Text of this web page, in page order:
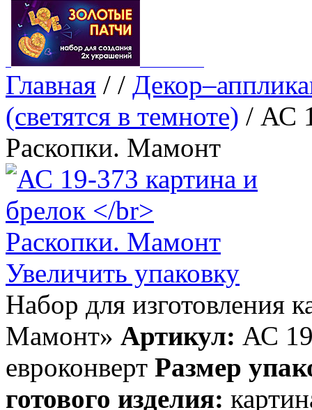
Главная / /
(светятся в темноте) / АС
Раскопки. Мамонт
Увеличить упаковку
Набор для изготовления
Мамонт» Артикул: АС
евроконверт Размер
готового изделия: